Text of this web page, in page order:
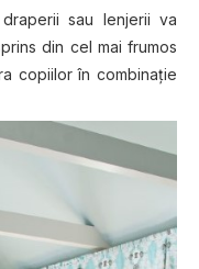
sau lenjerii va
din cel mai frumos
copiilor în combinație